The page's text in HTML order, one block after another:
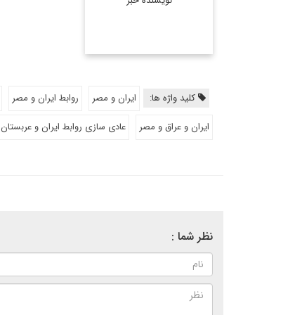
کلید واژه ها: ایران و مصر روابط ایران و مصر
ایران و عراق و مصر
عادی سازی روابط ایران و عربستان
نظر شما :